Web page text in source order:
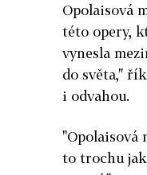
Opolaisová
této opery,
vynesla
do světa,"
i odvahou.
"Opolaisová
to trochu